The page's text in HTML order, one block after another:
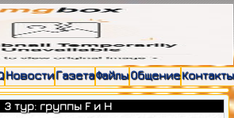
НовостиГазетаФайлыОбщениеКонтакты
3 тур: группы F и H